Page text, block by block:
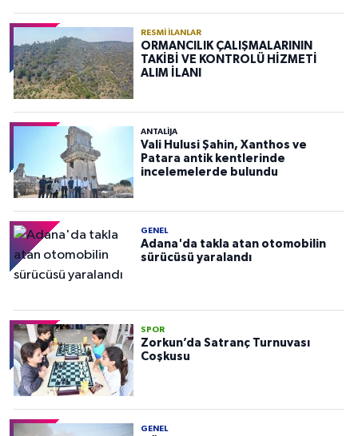
RESMI İLANLAR
ORMANCILIK ÇALIŞMALARININ
TAKİBİ VE KONTROLÜ HİZMETİ
ALIM İLANI
ANTALIJA
Vali Hulusi Şahin, Xanthos ve
Patara antik kentlerinde
incelemelerde bulundu
GENEL
Adana'da takla atan otomobilin
sürücüsü yaralandı
SPOR
Zorkun’da Satranç Turnuvası
Coşkusu
GENEL